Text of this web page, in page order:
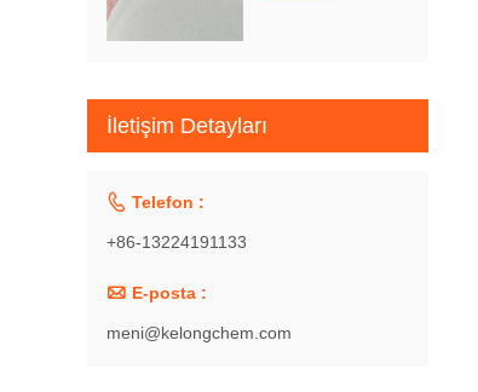
İletişim Detayları
 Telefon :
+86-13224191133
 E-posta :
meni@kelongchem.com